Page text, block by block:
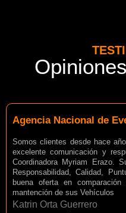
Agencia Nacional de
Somos clientes desde hace
excelente comunicación y
Coordinadora Myriam Erazo.
Responsabilidad, Calidad,
buena oferta en
mantención de sus Vehículos
Katrin Orta Guerrero